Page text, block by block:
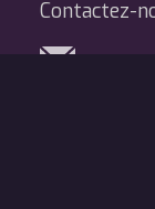
Contactez-